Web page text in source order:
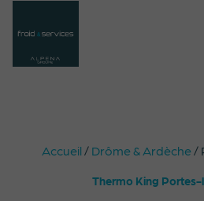
Accueil / Drôme & Ardèche/
Thermo King Portes-